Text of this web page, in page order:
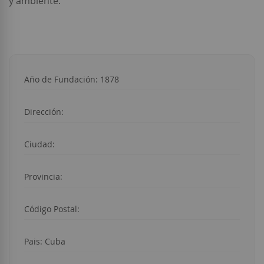
Año de Fundación: 1878
Dirección:
Ciudad:
Provincia:
Código Postal:
Pais: Cuba